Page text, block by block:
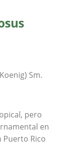
Sm.
pero
en
Puerto Rico